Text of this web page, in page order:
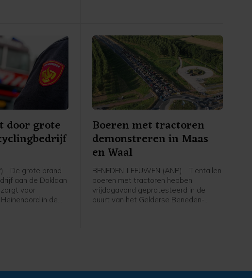
door grote
- De grote brand
aan de Doklaan
voor
in de
Boeren met tractoren
demonstreren in Maas
en Waal
BENEDEN-LEEUWEN (ANP) - Tientallen
boeren met tractoren hebben
vrijdagavond geprotesteerd in de
buurt van het Gelderse Beneden-